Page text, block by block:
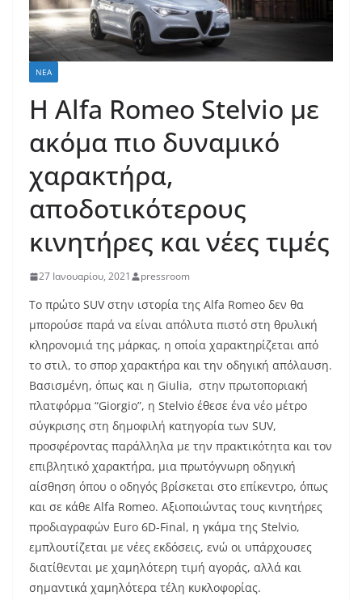
ΝΈΑ
H Alfa Romeo Stelvio με
ακόμα πιο δυναμικό
χαρακτήρα,
αποδοτικότερους
κινητήρες και νέες τιμές
27 Ιανουαρίου, 2021 pressroom
Το πρώτο SUV στην ιστορία της Alfa Romeo δεν θα
μπορούσε παρά να είναι απόλυτα πιστό στη θρυλική
κληρονομιά της μάρκας, η οποία χαρακτηρίζεται από
το στιλ, το σπορ χαρακτήρα και την οδηγική απόλαυση.
Βασισμένη, όπως και η Giulia, στην πρωτοποριακή
πλατφόρμα “Giorgio”, η Stelvio έθεσε ένα νέο μέτρο
σύγκρισης στη δημοφιλή κατηγορία των SUV,
προσφέροντας παράλληλα με την πρακτικότητα και τον
επιβλητικό χαρακτήρα, μια πρωτόγνωρη οδηγική
αίσθηση όπου ο οδηγός βρίσκεται στο επίκεντρο, όπως
και σε κάθε Alfa Romeo. Αξιοποιώντας τους κινητήρες
προδιαγραφών Euro 6D-Final, η γκάμα της Stelvio,
εμπλουτίζεται με νέες εκδόσεις, ενώ οι υπάρχουσες
διατίθενται με χαμηλότερη τιμή αγοράς, αλλά και
σημαντικά χαμηλότερα τέλη κυκλοφορίας.